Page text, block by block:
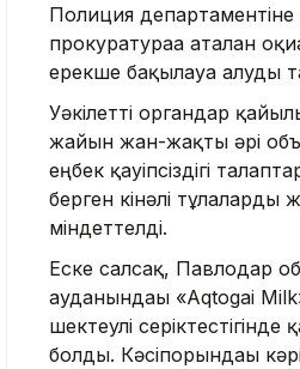
Полиция
прокуратураға аталған
ерекше бақылауға алуды
Уәкілетті органдар
жайын жан-жақты әрі
еңбек қауіпсіздігі
берген кінәлі тұлғаларды
міндеттелді.
Еске салсақ, Павлодар
ауданындағы «Aqtogai
шектеулі серіктестігінде
болды. Кәсіпорындағы